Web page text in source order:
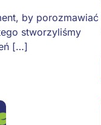
by porozmawiać
stworzyliśmy
[…]